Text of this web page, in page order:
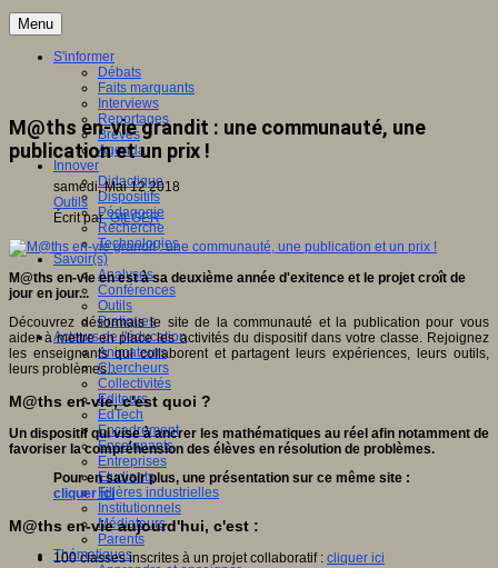
Menu
S'informer
Débats
Faits marquants
Interviews
Reportages
Brèves
Agenda
Innover
Didactique
Dispositifs
Pédagogie
Recherche
Technologies
Savoir(s)
Analyses
Conférences
Outils
Pratiques
Acteurs de l'éducation
Animateurs
Chercheurs
Collectivités
Editeurs
EdTech
Encadrement
Enseignants
Entreprises
Etudiants
Filières industrielles
Institutionnels
Médiateurs
Parents
Thématiques
M@ths en-vie grandit : une communauté, une
publication et un prix !
samedi, Mai 12 2018
Outils
Écrit parGILGER
M@ths en-vie en est à sa deuxième année d'exitence et le projet croît de
jour en jour...
Découvrez désormais le site de la communauté et la publication pour vous
aider à mettre en place les activités du dispositif dans votre classe. Rejoignez
les enseignants qui collaborent et partagent leurs expériences, leurs outils,
leurs problèmes...
M@ths en-vie, c'est quoi ?
Un dispositif qui vise à ancrer les mathématiques au réel afin notamment de
favoriser la compréhension des élèves en résolution de problèmes.
Pour en savoir plus, une présentation sur ce même site :
cliquer ici
M@ths en-vie aujourd'hui, c'est :
100 classes inscrites à un projet collaboratif : cliquer ici